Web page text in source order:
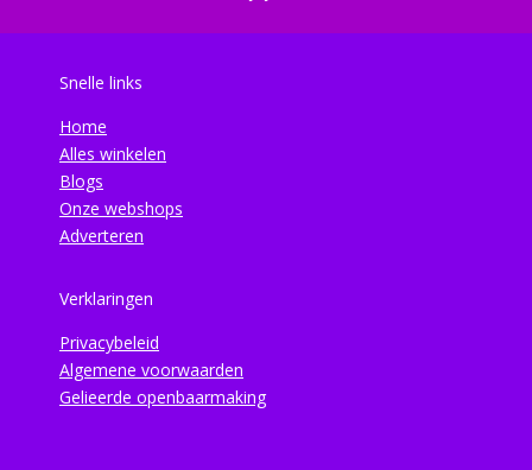
Snelle links
Home
Alles winkelen
Blogs
Onze webshops
Adverteren
Verklaringen
Privacybeleid
Algemene voorwaarden
Gelieerde openbaarmaking